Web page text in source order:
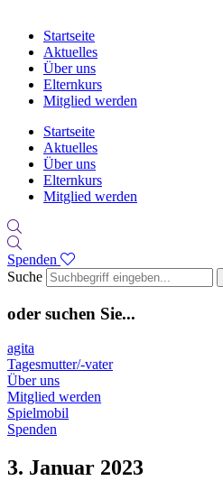
Startseite
Aktuelles
Über uns
Elternkurs
Mitglied werden
Startseite
Aktuelles
Über uns
Elternkurs
Mitglied werden
Spenden
Suche
oder suchen Sie...
agita
Tagesmutter/-vater
Über uns
Mitglied werden
Spielmobil
Spenden
3. Januar 2023